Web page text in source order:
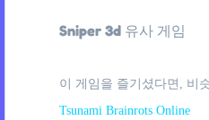
Sniper 3d 유사 게임
이 게임을 즐기셨다면, 비
Tsunami Brainrots Online